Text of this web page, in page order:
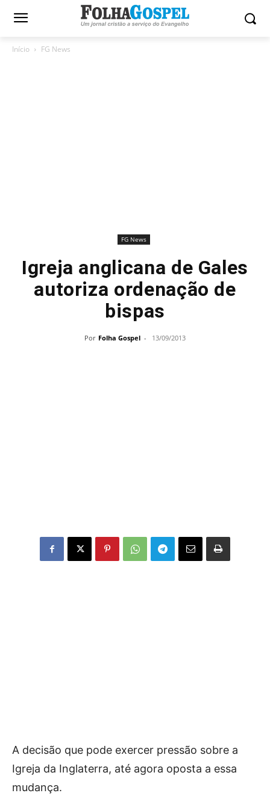
Início FG News
FG News
Igreja anglicana de Gales
autoriza ordenação de
bispas
Por Folha Gospel - 13/09/2013
A decisão que pode exercer pressão sobre a
Igreja da Inglaterra, até agora oposta a essa
mudança.